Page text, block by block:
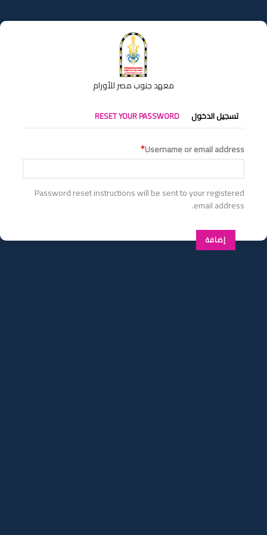
إلى
المحتوى
معهد جنوب مصر للأورام
التبويبات
الأساسية
تسجيل الدخول RESET YOUR PASSWORD
Username or email address
Password reset instructions will be sent to your registered
email address.